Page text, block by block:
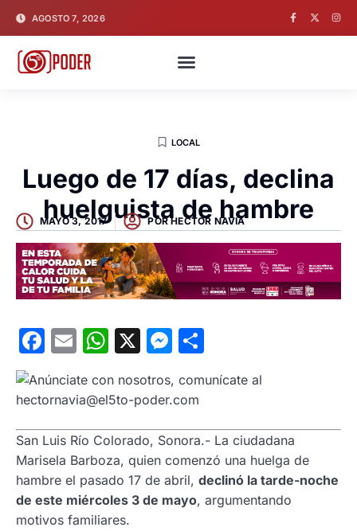
AGOSTO 7, 2026
LOCAL
Luego de 17 días, declina
huelguista de hambre
MAYO 3, 2017 PORHECTOR NAVIA
Facebook
EmailWhatsApp
X Messenger
San Luis Río Colorado, Sonora.- La ciudadana
Marisela Barboza, quien comenzó una huelga de
hambre el pasado 17 de abril, declinó la tarde-noche
de este miércoles 3 de mayo, argumentando
motivos familiares.